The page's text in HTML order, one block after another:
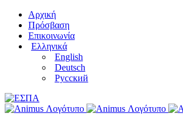
Μετάβαση
περιεχόμενο
Αρχική
Πρόσβαση
Επικοινωνία
Ελληνικά
English
Deutsch
Русский